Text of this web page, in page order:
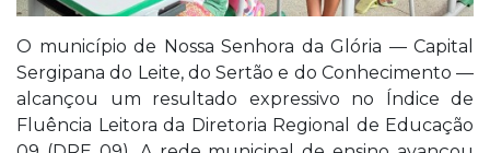
O município de Nossa Senhora da Glória — Capital
Sergipana do Leite, do Sertão e do Conhecimento —
alcançou um resultado expressivo no Índice de
Fluência Leitora da Diretoria Regional de Educação